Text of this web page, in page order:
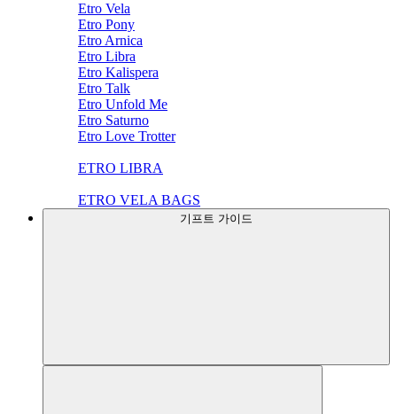
Etro Vela
Etro Pony
Etro Arnica
Etro Libra
Etro Kalispera
Etro Talk
Etro Unfold Me
Etro Saturno
Etro Love Trotter
ETRO LIBRA
ETRO VELA BAGS
기프트 가이드